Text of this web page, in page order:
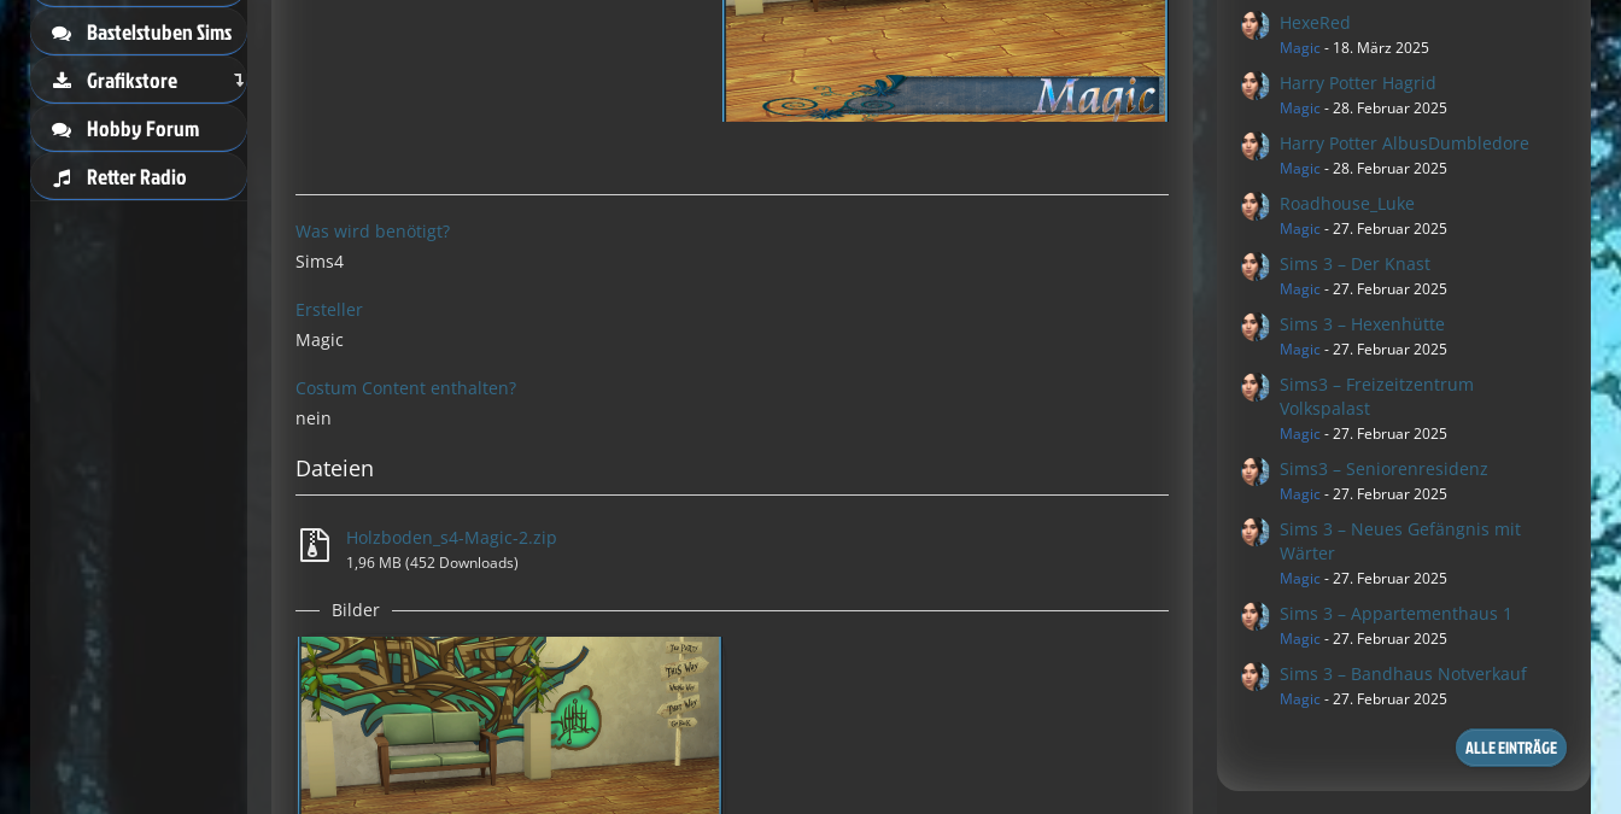
Bastelstuben Sims
Grafikstore
Hobby Forum
Retter Radio
Was wird benötigt?
Sims4
Ersteller
Magic
Costum Content enthalten?
nein
Dateien
Holzboden_s4-Magic-2.zip
1,96 MB (452 Downloads)
Bilder
HexeRed
Magic- 18. März 2025
Harry Potter Hagrid
Magic-28. Februar 2025
Harry Potter AlbusDumbledore
Magic-28. Februar 2025
Roadhouse_Luke
Magic-27. Februar 2025
Sims 3 – Der Knast
Magic-27. Februar 2025
Sims 3 – Hexenhütte
Magic-27. Februar 2025
Sims3 – Freizeitzentrum
Volkspalast
Magic-27. Februar 2025
Sims3 – Seniorenresidenz
Magic-27. Februar 2025
Sims 3 – Neues Gefängnis mit
Wärter
Magic-27. Februar 2025
Sims 3 – Appartementhaus 1
Magic-27. Februar 2025
Sims 3 – Bandhaus Notverkauf
Magic-27. Februar 2025
ALLE EINTRÄGE